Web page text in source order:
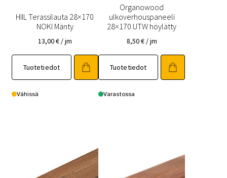
HIIL Terassilauta 28×170
NOKI Mänty
13,00€ / jm
Tuotetiedot
Vähissä
Organowood
ulkoverhouspaneeli
28×170 UTW höylätty
8,50€ / jm
Tuotetiedot
Varastossa